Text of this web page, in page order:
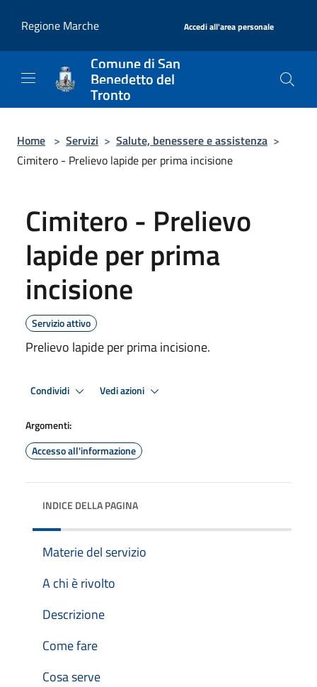
Regione Marche
Accedi all'area personale
Comune di San
Benedetto del
Tronto
Home > Servizi > Salute, benessere e assistenza >
Cimitero - Prelievo lapide per prima incisione
Cimitero - Prelievo
lapide per prima
incisione
Servizio attivo
Prelievo lapide per prima incisione.
Condividi Vedi azioni
Argomenti:
Accesso all'informazione
INDICE DELLA PAGINA
Materie del servizio
A chi è rivolto
Descrizione
Come fare
Cosa serve